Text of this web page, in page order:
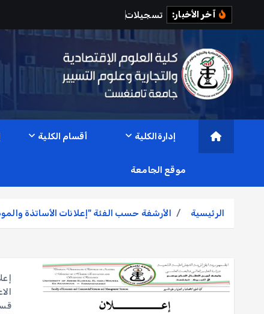
ل
آخر الأخبار: تسجيلت
إدارةالكلية أقسام الكلية
موقع الجامعة
الرئيسية الأرشفة حسب الفئة "إعلانات الأساتذة